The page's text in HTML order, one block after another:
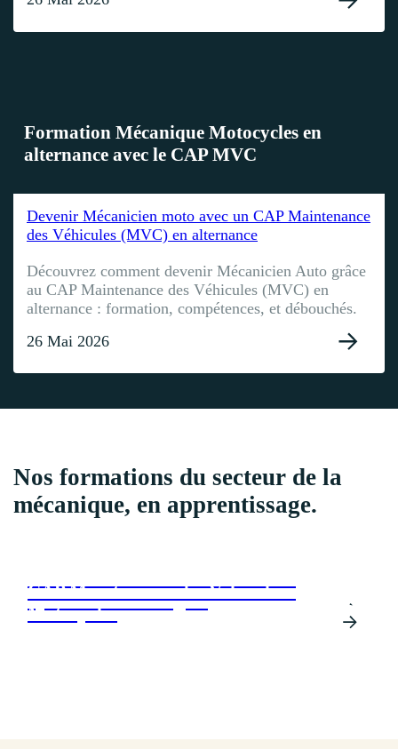
Formation Mécanique Motocycles en
alternance avec le CAP MVC
Devenir Mécanicien moto avec un CAP Maintenance
des Véhicules (MVC) en alternance
Découvrez comment devenir Mécanicien Auto grâce
au CAP Maintenance des Véhicules (MVC) en
alternance : formation, compétences, et débouchés.
26 Mai 2026
Nos formations du secteur de la
mécanique, en apprentissage.
option véhicules légers
CAP Maintenance des Véhicules -
Motocycles